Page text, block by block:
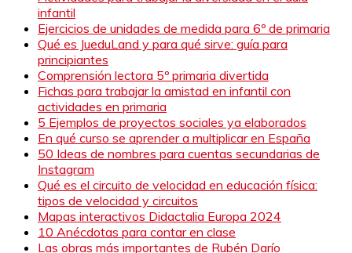
infantil
Ejercicios de unidades de medida para 6º de primaria
Qué es JueduLand y para qué sirve: guía para
principiantes
Comprensión lectora 5º primaria divertida
Fichas para trabajar la amistad en infantil con
actividades en primaria
5 Ejemplos de proyectos sociales ya elaborados
En qué curso se aprender a multiplicar en España
50 Ideas de nombres para cuentas secundarias de
Instagram
Qué es el circuito de velocidad en educación física:
tipos de velocidad y circuitos
Mapas interactivos Didactalia Europa 2024
10 Anécdotas para contar en clase
Las obras más importantes de Rubén Darío